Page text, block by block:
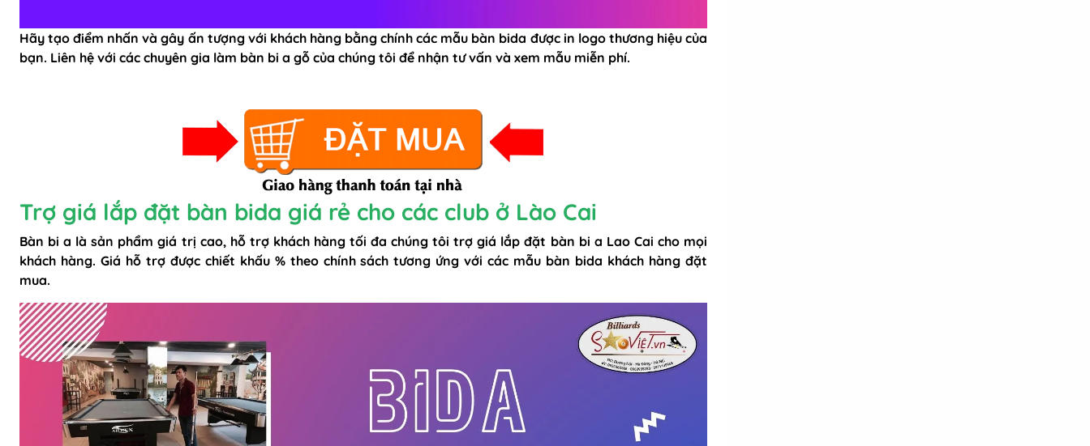
Hãy tạo điểm nhấn và gây ấn tượng với khách hàng bằng chính các mẫu bàn bida được in logo thương hiệu của
bạn. Liên hệ với các chuyên gia làm bàn bi a gỗ của chúng tôi để nhận tư vấn và xem mẫu miễn phí.
Trợ giá lắp đặt bàn bida giá rẻ cho các club ở Lào Cai
Bàn bi a là sản phẩm giá trị cao, hỗ trợ khách hàng tối đa chúng tôi trợ giá lắp đặt bàn bi a Lao Cai cho mọi
khách hàng. Giá hỗ trợ được chiết khấu % theo chính sách tương ứng với các mẫu bàn bida khách hàng đặt
mua.